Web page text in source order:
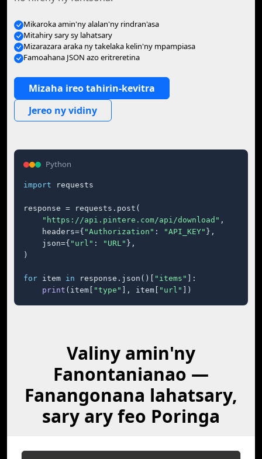
Mikaroka amin'ny alalan'ny rindran'asa
Mitahiry sary sy lahatsary
Mizarazara araka ny takelaka kelin'ny mpampiasa
Famoahana JSON azo eritreretina
Mizaha ireo tahirin-kevitra
Jereo ny vidiny
Python
import requests
response = requests.post(
"https://api.pintere.com/api/download" ,
    headers={
"Authorization" : "API_KEY" },
    json={
"url" : "URL" },
)
for item in response.json()[ "items"
]:
print (item[ "type" ], item[ "url" ])
Valiny amin'ny
Fanontanianao —
Fanangonana lahatsary,
sary ary feo Poringa